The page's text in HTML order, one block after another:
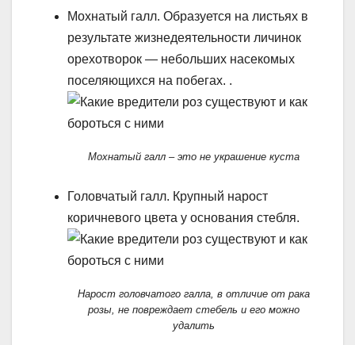
Мохнатый галл. Образуется на листьях в
результате жизнедеятельности личинок
орехотворок — небольших насекомых
поселяющихся на побегах. .
Мохнатый галл – это не украшение куста
Головчатый галл. Крупный нарост
коричневого цвета у основания стебля.
Нарост головчатого галла, в отличие от рака
розы, не повреждает стебель и его можно
удалить